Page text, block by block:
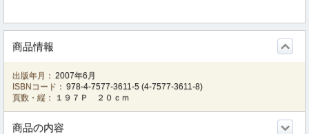
商品情報
出版年月： 2007年6月
ISBNコード： 978-4-7577-3611-5 (4-7577-3611-8)
頁数・縦：
１９７Ｐ ２０ｃｍ
商品の内容